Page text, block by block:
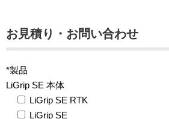
お見積り・お問い合わせ
*製品
LiGrip SE 本体
LiGrip SE RTK
LiGrip SE